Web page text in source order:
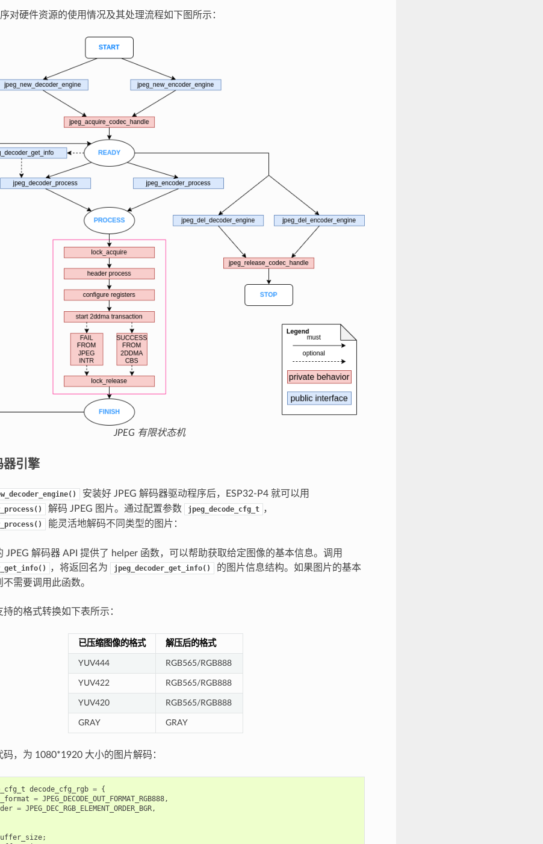
对硬件资源的使用情况及其处理流程如下图所示：
JPEG 有限状态机
器引擎
安装好 JPEG 解码器驱动程序后，ESP32-P4 就可以用
解码 JPEG 图片。通过配置参数 jpeg_decode_cfg_t ，
能灵活地解码不同类型的图片：
JPEG 解码器 API 提供了 helper 函数，可以帮助获取给定图像的基本信息。调用
，将返回名为 jpeg_decoder_get_info()
的图片信息结构。如果图片的基本
需要调用此函数。
的格式转换如下表所示：
已压缩图像的格式 解压后的格式
YUV444 RGB565/RGB888
YUV422 RGB565/RGB888
YUV420 RGB565/RGB888
GRAY GRAY
码，为 1080*1920 大小的图片解码：
decode_cfg_rgb = {
= JPEG_DECODE_OUT_FORMAT_RGB888,
= JPEG_DEC_RGB_ELEMENT_ORDER_BGR,
;